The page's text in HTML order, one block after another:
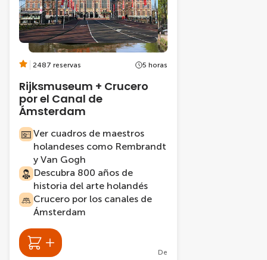
2487 reservas 5 horas
Rijksmuseum + Crucero
por el Canal de
Ámsterdam
Ver cuadros de maestros
holandeses como Rembrandt
y Van Gogh
Descubra 800 años de
historia del arte holandés
Crucero por los canales de
Ámsterdam
De